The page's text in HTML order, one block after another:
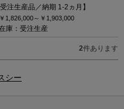
受注生産品／納期 1-2ヵ月】
￥1,826,000～ ￥1,903,000
庫：受注生産
2件あります
シー